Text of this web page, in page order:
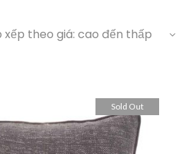
Sold Out